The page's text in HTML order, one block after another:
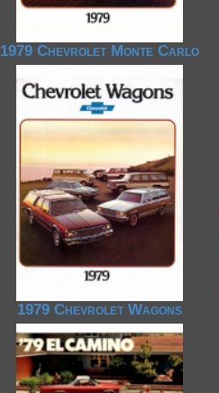
1979 Chevrolet Monte Carlo
1979 Chevrolet Wagons